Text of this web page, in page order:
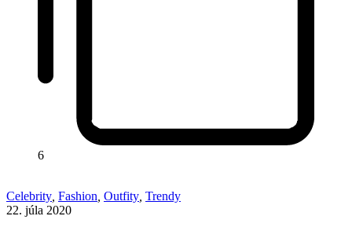
6
Celebrity Fashion Outfity Trendy
22. júla 2020